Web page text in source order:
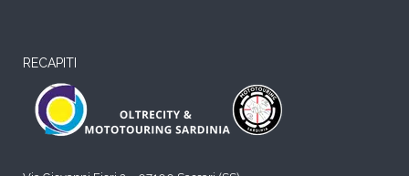
RECAPITI